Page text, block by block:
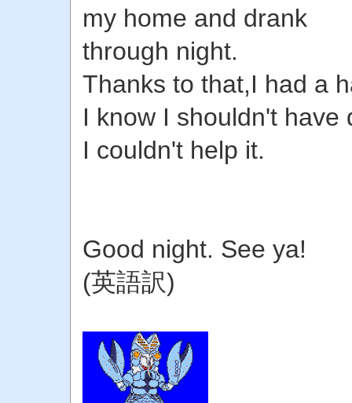
my home and drank
through night.
Thanks to that,I had a
I know I shouldn't
I couldn't help it.
Good night. See ya!
(英語訳)